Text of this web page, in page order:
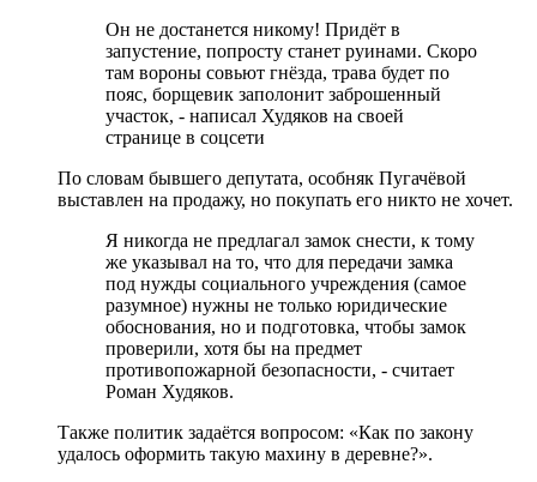
Он не достанется никому! Придёт в
запустение, попросту станет руинами. Скоро
там вороны совьют гнёзда, трава будет по
пояс, борщевик заполонит заброшенный
участок, - написал Худяков на своей
странице в соцсети
По словам бывшего депутата, особняк Пугачёвой
выставлен на продажу, но покупать его никто не хочет.
Я никогда не предлагал замок снести, к тому
же указывал на то, что для передачи замка
под нужды социального учреждения (самое
разумное) нужны не только юридические
обоснования, но и подготовка, чтобы замок
проверили, хотя бы на предмет
противопожарной безопасности, - считает
Роман Худяков.
Также политик задаётся вопросом: «Как по закону
удалось оформить такую махину в деревне?».